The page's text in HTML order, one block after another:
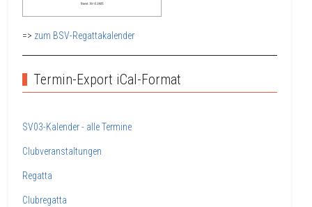
=> zum BSV-Regattakalender
Termin-Export iCal-Format
SV03-Kalender - alle Termine
Clubveranstaltungen
Regatta
Clubregatta